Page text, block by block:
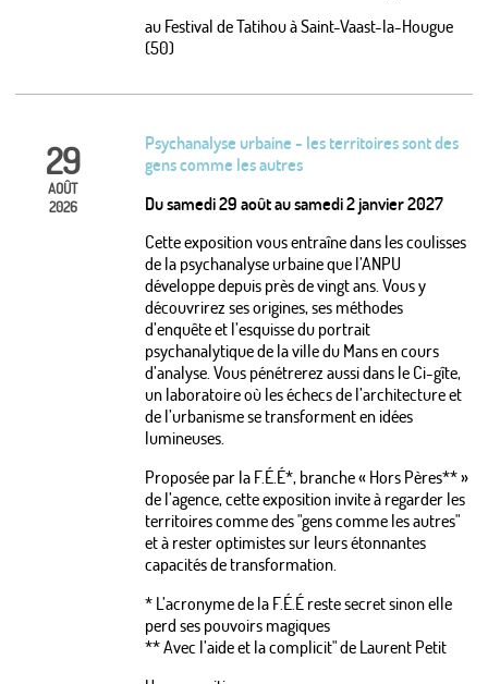
au Festival de Tatihou à Saint-Vaast-la-Hougue
(50)
29
AOÛT
2026
Psychanalyse urbaine - les territoires sont des
gens comme les autres
Du samedi 29 août au samedi 2 janvier 2027
Cette exposition vous entraîne dans les coulisses
de la psychanalyse urbaine que l’ANPU
développe depuis près de vingt ans. Vous y
découvrirez ses origines, ses méthodes
d’enquête et l’esquisse du portrait
psychanalytique de la ville du Mans en cours
d’analyse. Vous pénétrerez aussi dans le Ci-gîte,
un laboratoire où les échecs de l’architecture et
de l’urbanisme se transforment en idées
lumineuses.
Proposée par la F.É.É*, branche « Hors Pères** »
de l’agence, cette exposition invite à regarder les
territoires comme des "gens comme les autres"
et à rester optimistes sur leurs étonnantes
capacités de transformation.
* L’acronyme de la F.É.É reste secret sinon elle
perd ses pouvoirs magiques
** Avec l’aide et la complicit" de Laurent Petit